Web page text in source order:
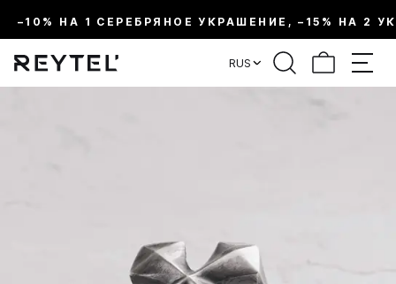
–10% НА 1 СЕРЕБРЯНОЕ УКРАШЕНИЕ, –15% НА 2
RUS